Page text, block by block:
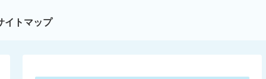
イトマップ